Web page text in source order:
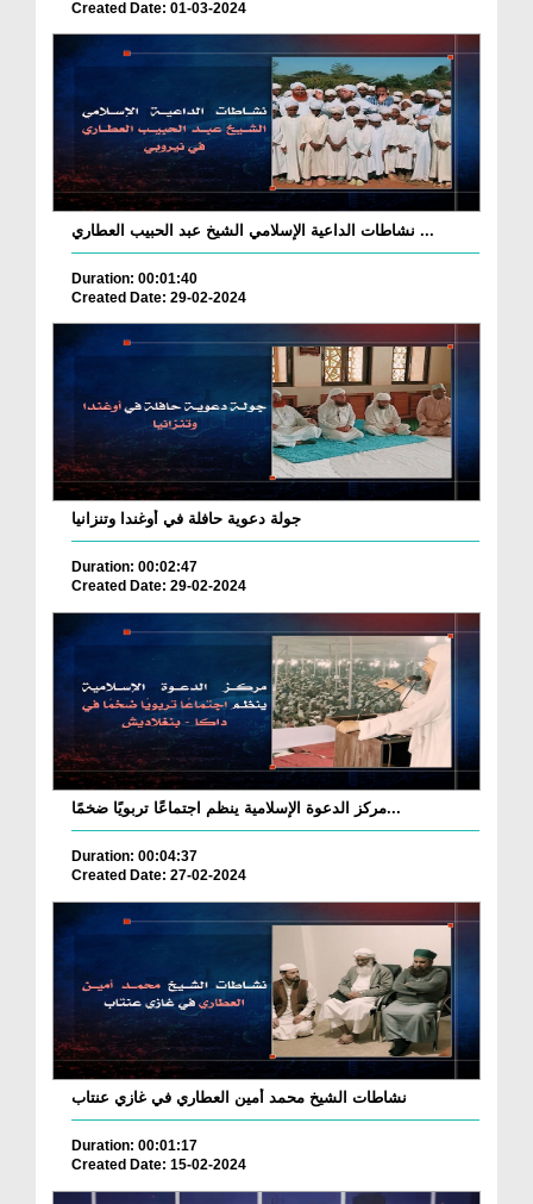
Created Date: 01-03-2024
نشاطات الداعية الإسلامي الشيخ عبد الحبيب العطاري ...
Duration: 00:01:40
Created Date: 29-02-2024
جولة دعوية حافلة في أوغندا وتنزانيا
Duration: 00:02:47
Created Date: 29-02-2024
مركز الدعوة الإسلامية ينظم اجتماعًا تربويًا ضخمًا...
Duration: 00:04:37
Created Date: 27-02-2024
نشاطات الشيخ محمد أمين العطاري في غازي عنتاب
Duration: 00:01:17
Created Date: 15-02-2024